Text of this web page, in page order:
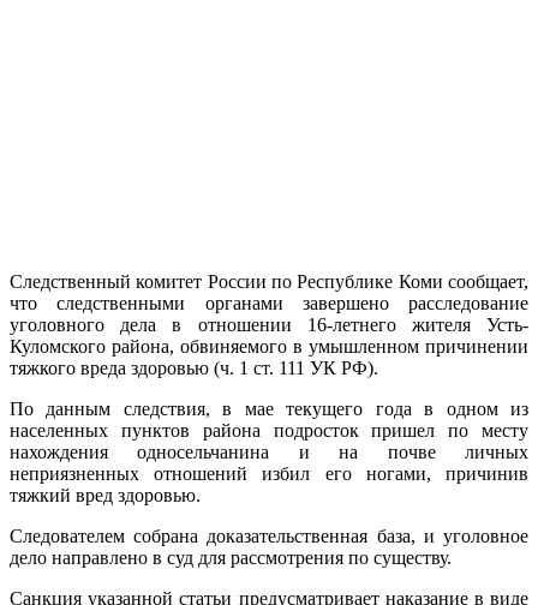
Следственный комитет России по Республике Коми сообщает,
что следственными органами завершено расследование
уголовного дела в отношении 16-летнего жителя Усть-
Куломского района, обвиняемого в умышленном причинении
тяжкого вреда здоровью (ч. 1 ст. 111 УК РФ).
По данным следствия, в мае текущего года в одном из
населенных пунктов района подросток пришел по месту
нахождения односельчанина и на почве личных
неприязненных отношений избил его ногами, причинив
тяжкий вред здоровью.
Следователем собрана доказательственная база, и уголовное
дело направлено в суд для рассмотрения по существу.
Санкция указанной статьи предусматривает наказание в виде